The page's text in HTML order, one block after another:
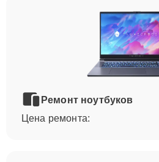
Ремонт ноутбуков
Цена ремонта: